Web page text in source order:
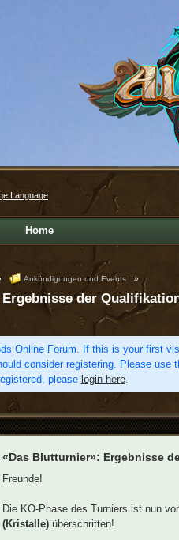
Language
Home
Ankündigungen und Events »
der
Online Forum. If this is your first
consider registering. Please use
please login here.
«Das Blutturnier»: Ergebnisse
Freunde!
Die KO-Phase des Turniers ist nun
(Kristalle)überschritten!